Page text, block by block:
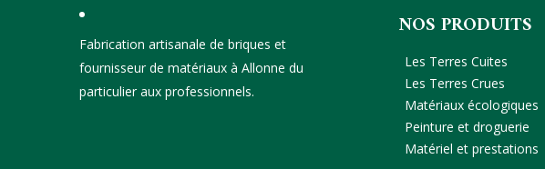
Fabrication artisanale de briques et
fournisseur de matériaux à Allonne du
particulier aux professionnels.
NOS PRODUITS
Les Terres Cuites
Les Terres Crues
Matériaux écologiques
Peinture et droguerie
Matériel et prestations